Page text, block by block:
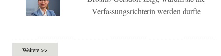
Verfassungsrichterin werden durfte
Weitere >>